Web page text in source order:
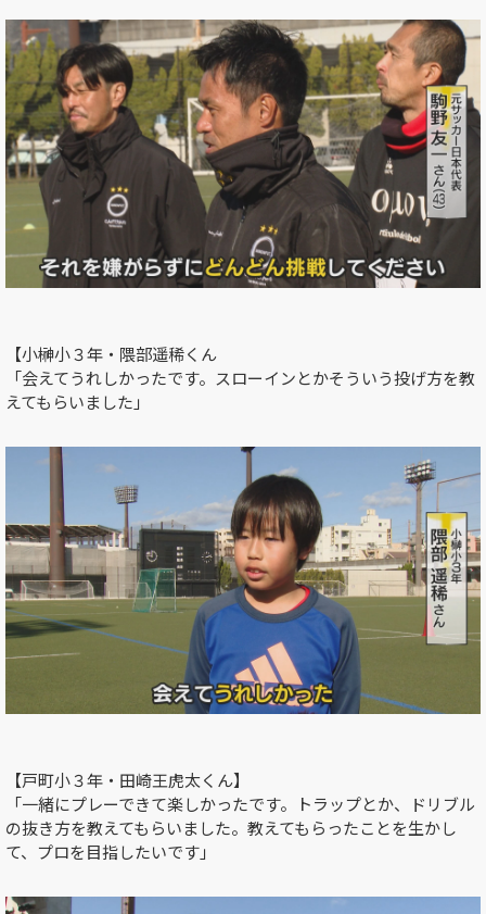
【小榊小３年・隈部遥稀くん
「会えてうれしかったです。スローインとかそういう投げ方を教
えてもらいました」
【戸町小３年・田崎王虎太くん】
「一緒にプレーできて楽しかったです。トラップとか、ドリブル
の抜き方を教えてもらいました。教えてもらったことを生かし
て、プロを目指したいです」